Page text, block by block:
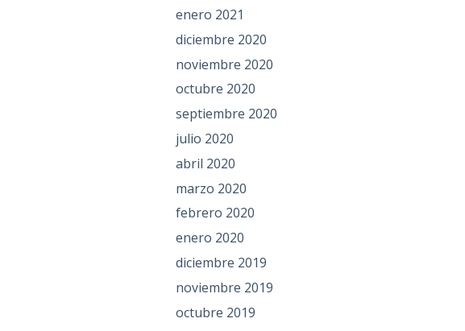
enero 2021
diciembre 2020
noviembre 2020
octubre 2020
septiembre 2020
julio 2020
abril 2020
marzo 2020
febrero 2020
enero 2020
diciembre 2019
noviembre 2019
octubre 2019